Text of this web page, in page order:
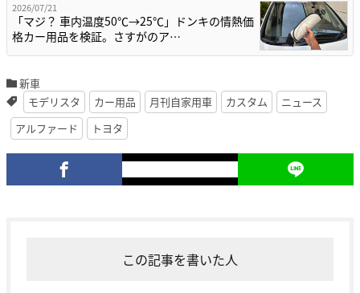
2026/07/21
「マジ？ 車内温度50℃→25℃」ドンキの情熱価
格カー用品を検証。さすがのア…
新車
モデリスタ
カー用品 月刊自家用車 カスタム
ニュース
アルファード
トヨタ
この記事を書いた人